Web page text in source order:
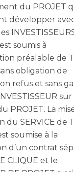
du PROJET
développer
soumis à
préalable de
obligation de
refus et sans
sur
PROJET. La
du SERVICE de
soumise à la
d’un contrat
CLIQUE et le